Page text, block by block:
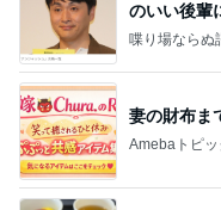
のいい後輩
喋り場ならぬ
妻の財布ま
Amebaトピッ